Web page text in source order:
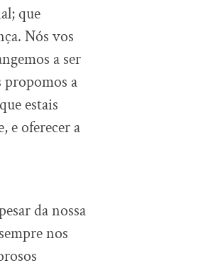
que
Nós vos
a ser
propomos a
estais
e oferecer a
da nossa
nos